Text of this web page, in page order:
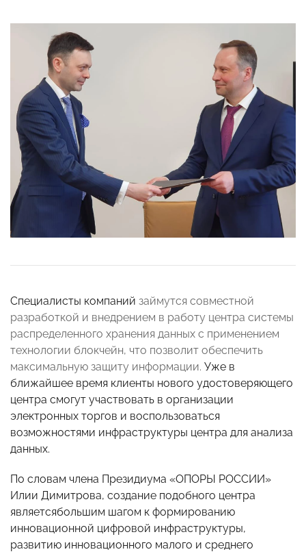
Специалисты компаний займутся совместной
разработкой и внедрением в работу центра системы
распределенного хранения данных с применением
технологии блокчейн, что позволит обеспечить
максимальную защиту информации. Уже в
ближайшее время клиенты нового удостоверяющего
центра смогут участвовать в организации
электронных торгов и воспользоваться
возможностями инфраструктуры центра для анализа
данных.
По словам члена Президиума «ОПОРЫ РОССИИ»
Илии Димитрова, создание подобного центра
являетсябольшим шагом к формированию
инновационной цифровой инфраструктуры,
развитию инновационного малого и среднего